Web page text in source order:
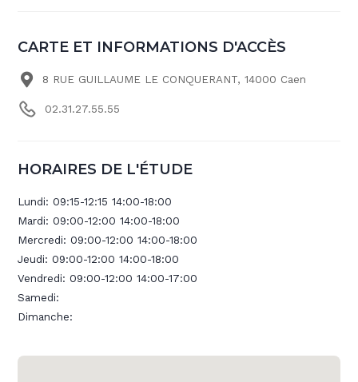
CARTE ET INFORMATIONS D'ACCÈS
8 RUE GUILLAUME LE CONQUERANT, 14000 Caen
02.31.27.55.55
HORAIRES DE L'ÉTUDE
Lundi:09:15-12:15 14:00-18:00
Mardi:09:00-12:00 14:00-18:00
Mercredi:09:00-12:00 14:00-18:00
Jeudi:09:00-12:00 14:00-18:00
Vendredi:09:00-12:00 14:00-17:00
Samedi:
Dimanche: